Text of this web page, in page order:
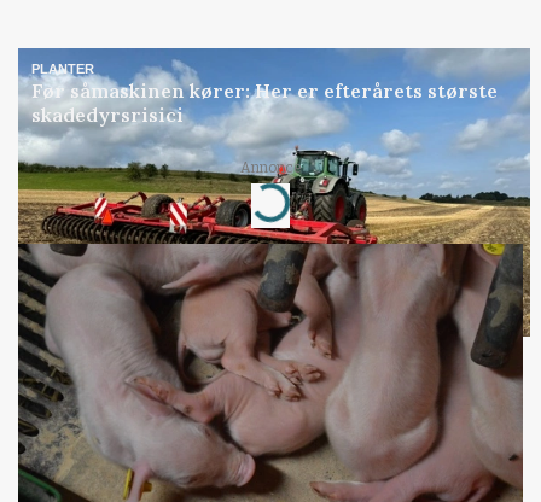
PLANTER
Før såmaskinen kører: Her er efterårets største
skadedyrsrisici
Annonce
Loading...